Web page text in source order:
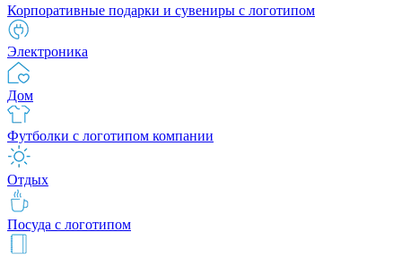
Корпоративные подарки и сувениры с логотипом
Электроника
Дом
Футболки с логотипом компании
Отдых
Посуда с логотипом